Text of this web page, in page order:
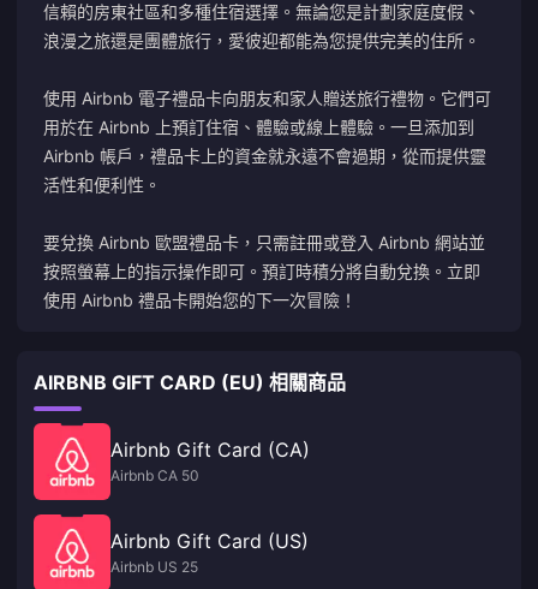
信賴的房東社區和多種住宿選擇。無論您是計劃家庭度假、
浪漫之旅還是團體旅行，愛彼迎都能為您提供完美的住所。
使用 Airbnb 電子禮品卡向朋友和家人贈送旅行禮物。它們可
用於在 Airbnb 上預訂住宿、體驗或線上體驗。一旦添加到
Airbnb 帳戶，禮品卡上的資金就永遠不會過期，從而提供靈
活性和便利性。
要兌換 Airbnb 歐盟禮品卡，只需註冊或登入 Airbnb 網站並
按照螢幕上的指示操作即可。預訂時積分將自動兌換。立即
使用 Airbnb 禮品卡開始您的下一次冒險！
AIRBNB GIFT CARD (EU) 相關商品
Airbnb Gift Card (CA)
Airbnb CA 50
Airbnb Gift Card (US)
Airbnb US 25